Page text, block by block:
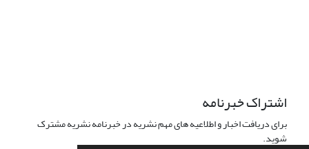
اشتراک خبرنامه
برای دریافت اخبار و اطلاعیه های مهم نشریه در خبرنامه نشریه مشترک
شوید.